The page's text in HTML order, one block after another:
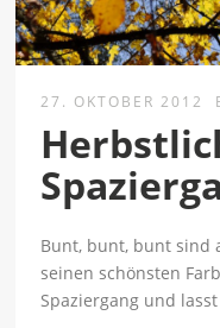
27. OKTOBER 2012
Bunt, bunt, bunt sind
seinen schönsten
Spaziergang und